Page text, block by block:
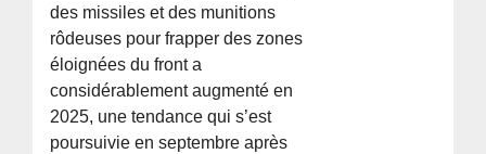
des missiles et des munitions
rôdeuses pour frapper des zones
éloignées du front a
considérablement augmenté en
2025, une tendance qui s’est
poursuivie en septembre après